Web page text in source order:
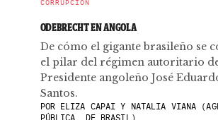
CORRUPCIÓN
ODEBRECHT EN ANGOLA
De cómo el gigante brasileño se
el pilar del régimen autoritario
Presidente angoleño José
Santos.
PORELIZA CAPAI Y NATALIA VIANA
PÚBLICA, DE BRASIL)